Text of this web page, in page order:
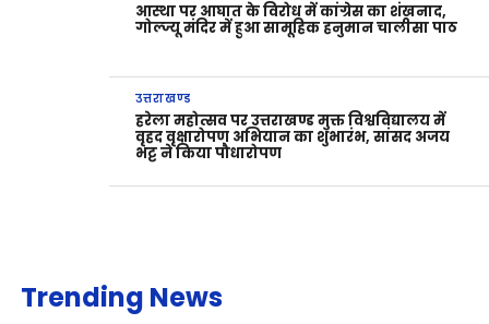
आस्था पर आघात के विरोध में कांग्रेस का शंखनाद,
गोल्ज्यू मंदिर में हुआ सामूहिक हनुमान चालीसा पाठ
उत्तराखण्ड
हरेला महोत्सव पर उत्तराखण्ड मुक्त विश्वविद्यालय में
वृहद वृक्षारोपण अभियान का शुभारंभ, सांसद अजय
भट्ट ने किया पौधारोपण
Trending News